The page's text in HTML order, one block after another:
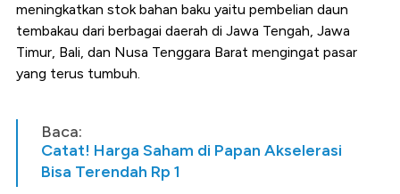
meningkatkan stok bahan baku yaitu pembelian daun
tembakau dari berbagai daerah di Jawa Tengah, Jawa
Timur, Bali, dan Nusa Tenggara Barat mengingat pasar
yang terus tumbuh.
Baca:
Catat! Harga Saham di Papan Akselerasi
Bisa Terendah Rp 1